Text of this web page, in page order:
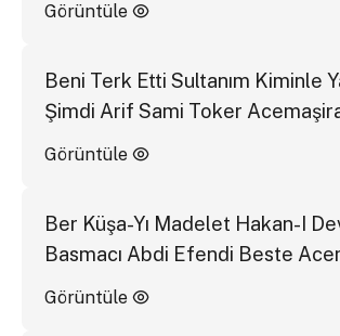
Görüntüle
Beni Terk Etti Sultanım Kiminle
Şimdi Arif Sami Toker
Görüntüle
Ber Küşa-Yı Madelet Hakan-I
Basmacı Abdi Efendi Beste
Görüntüle